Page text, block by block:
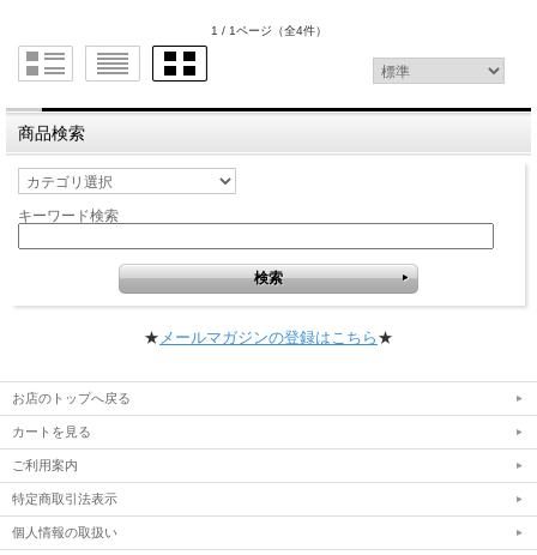
1 / 1ページ （全4件）
商品検索
キーワード検索
★ メールマガジンの登録はこちら ★
お店のトップへ戻る
カートを見る
ご利用案内
特定商取引法表示
個人情報の取扱い